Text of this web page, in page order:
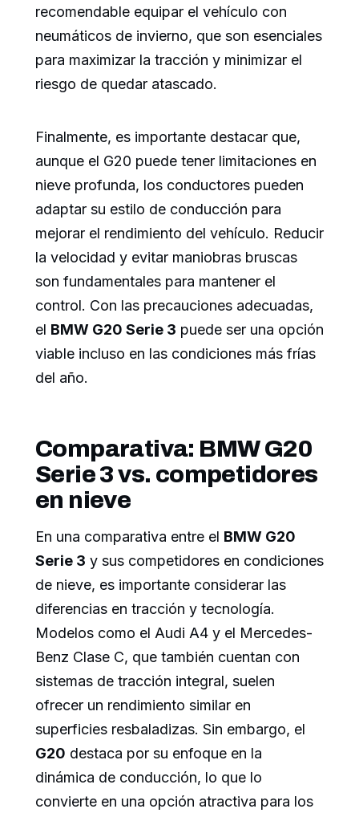
recomendable equipar el vehículo con
neumáticos de invierno, que son esenciales
para maximizar la tracción y minimizar el
riesgo de quedar atascado.
Finalmente, es importante destacar que,
aunque el G20 puede tener limitaciones en
nieve profunda, los conductores pueden
adaptar su estilo de conducción para
mejorar el rendimiento del vehículo. Reducir
la velocidad y evitar maniobras bruscas
son fundamentales para mantener el
control. Con las precauciones adecuadas,
el BMW G20 Serie 3 puede ser una opción
viable incluso en las condiciones más frías
del año.
Comparativa: BMW G20
Serie 3 vs. competidores
en nieve
En una comparativa entre el BMW G20
Serie 3 y sus competidores en condiciones
de nieve, es importante considerar las
diferencias en tracción y tecnología.
Modelos como el Audi A4 y el Mercedes-
Benz Clase C, que también cuentan con
sistemas de tracción integral, suelen
ofrecer un rendimiento similar en
superficies resbaladizas. Sin embargo, el
G20 destaca por su enfoque en la
dinámica de conducción, lo que lo
convierte en una opción atractiva para los